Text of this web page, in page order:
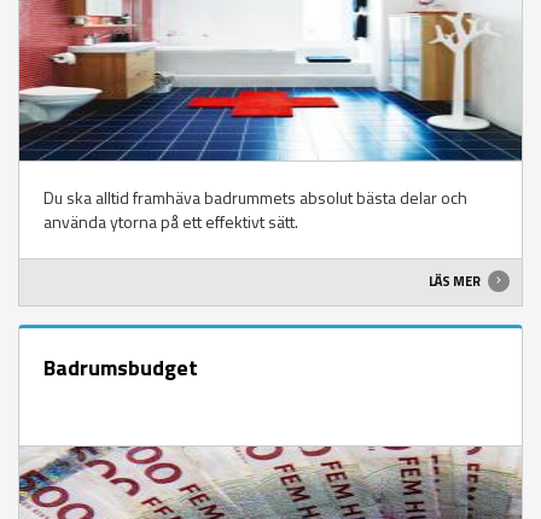
Du ska alltid framhäva badrummets absolut bästa delar och
använda ytorna på ett effektivt sätt.
LÄS MER
Badrumsbudget